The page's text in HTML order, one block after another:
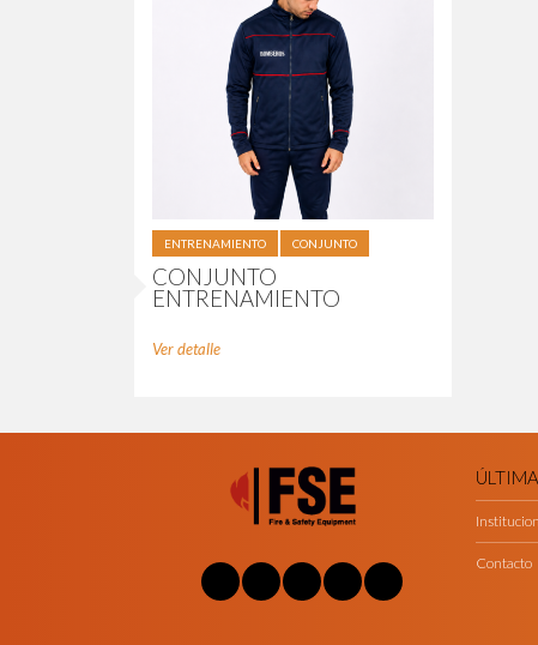
ENTRENAMIENTO CONJUNTO
CONJUNTO
ENTRENAMIENTO
Ver detalle
Contacto